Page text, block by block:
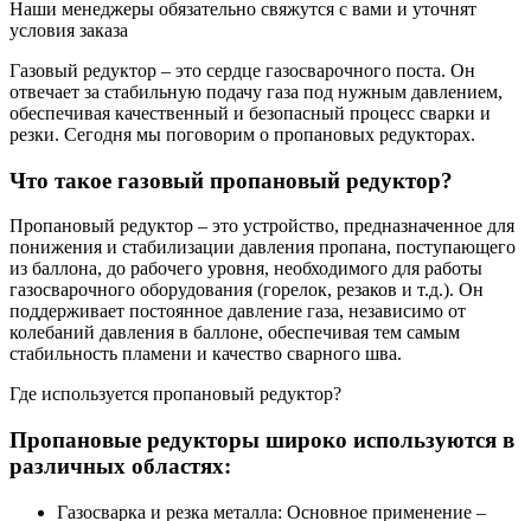
Наши менеджеры обязательно свяжутся с вами и уточнят
условия заказа
Газовый редуктор – это сердце газосварочного поста. Он
отвечает за стабильную подачу газа под нужным давлением,
обеспечивая качественный и безопасный процесс сварки и
резки. Сегодня мы поговорим о пропановых редукторах.
Что такое газовый пропановый редуктор?
Пропановый редуктор – это устройство, предназначенное для
понижения и стабилизации давления пропана, поступающего
из баллона, до рабочего уровня, необходимого для работы
газосварочного оборудования (горелок, резаков и т.д.). Он
поддерживает постоянное давление газа, независимо от
колебаний давления в баллоне, обеспечивая тем самым
стабильность пламени и качество сварного шва.
Где используется пропановый редуктор?
Пропановые редукторы широко используются в
различных областях:
Газосварка и резка металла: Основное применение –